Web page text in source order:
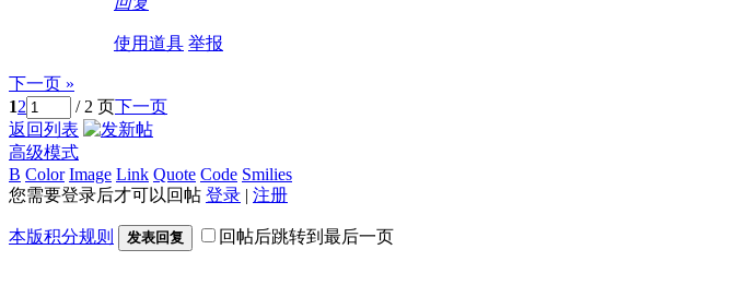
使用道具 举报
下一页 »
12 / 2 页下一页
返回列表
高级模式
B Color Image Link Quote Code Smilies
您需要登录后才可以回帖 登录 | 注册
本版积分规则 发表回复 回帖后跳转到最后一页